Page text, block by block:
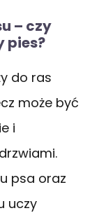
– czy
pies?
do ras
może być
i
psa oraz
uczy